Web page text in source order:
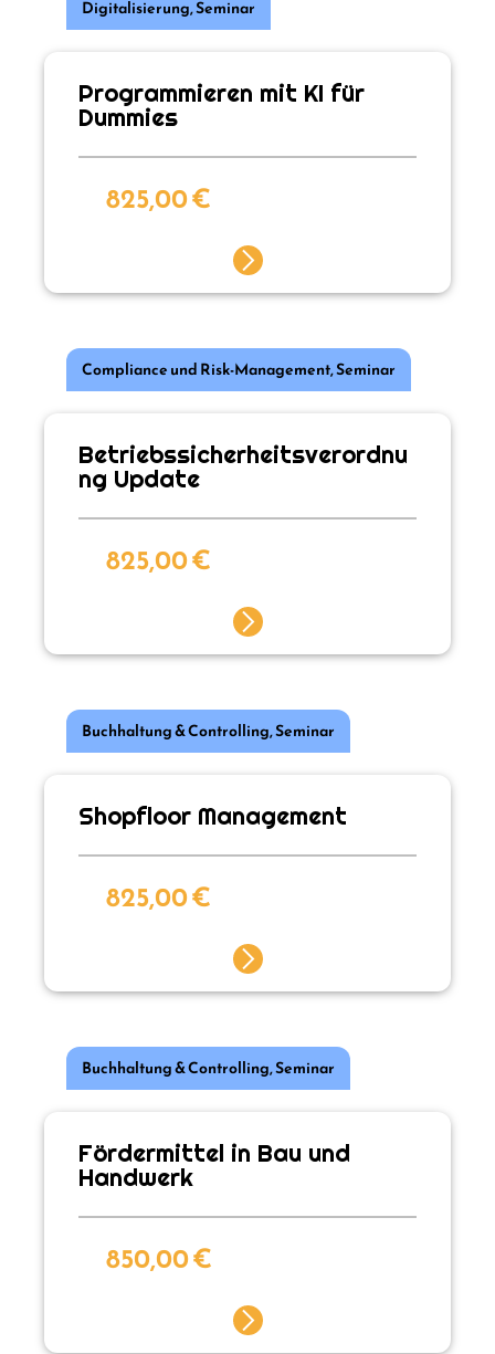
Digitalisierung,Seminar
Programmieren mit KI für
Dummies
825,00€
Compliance und Risk-Management,Seminar
Betriebssicherheitsverordnu
ng Update
825,00€
Buchhaltung & Controlling,Seminar
Shopfloor Management
825,00€
Buchhaltung & Controlling,Seminar
Fördermittel in Bau und
Handwerk
850,00€